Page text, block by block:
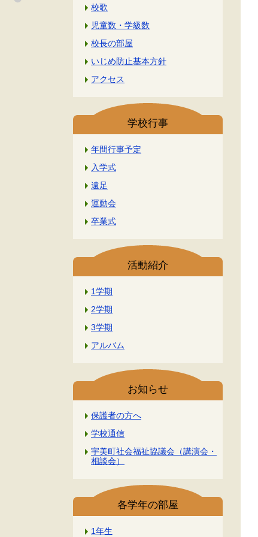
校歌
児童数・学級数
校長の部屋
いじめ防止基本方針
アクセス
学校行事
年間行事予定
入学式
遠足
運動会
卒業式
活動紹介
1学期
2学期
3学期
アルバム
お知らせ
保護者の方へ
学校通信
宇美町社会福祉協議会（講演会・
相談会）
各学年の部屋
1年生